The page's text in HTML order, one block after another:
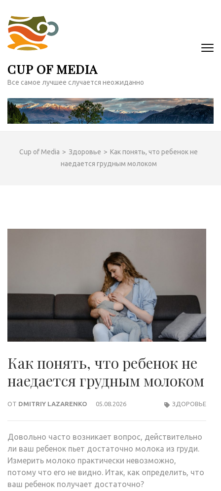
содержимому
(нажмите
Enter)
CUP OF MEDIA
Все самое лучшее случается неожиданно
Cup of Media > Здоровье > Как понять, что ребенок не
наедается грудным молоком
Как понять, что ребенок не
наедается грудным молоком
ОТ DMITRIY LAZARENKO 05.08.2026 ЗДОРОВЬЕ
Довольно часто возникает вопрос, действительно
ли ваш ребенок пьет достаточно молока из груди.
Измерить молоко практически невозможно,
потому что его не видно. Итак, как определить, что
ваш ребенок получает достаточно?